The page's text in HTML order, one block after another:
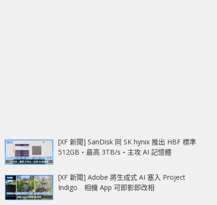
[XF 新聞] SanDisk 同 SK hynix 推出 HBF 標準
512GB‧最高 3TB/s‧主攻 AI 記憶體
[XF 新聞] Adobe 將生成式 AI 塞入 Project
Indigo 相機 App 可即影即改相